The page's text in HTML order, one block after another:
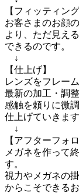
【フィッティング
お客さまのお顔
より、ただ見え
できるのです。
↓
【仕上げ】
レンズをフレー
最新の加工・調
感触を頼りに微
仕上げていきます
↓
【アフターフォロ
メガネを作って
す。
視力やメガネの
からこそできる